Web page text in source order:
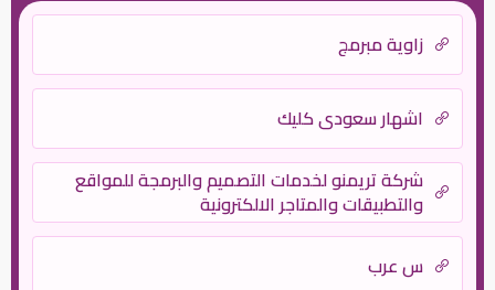
زاوية مبرمج
اشهار سعودي كليك
شركة تريمنو لخدمات التصميم والبرمجة للمواقع
والتطبيقات والمتاجر الالكترونية
س عرب